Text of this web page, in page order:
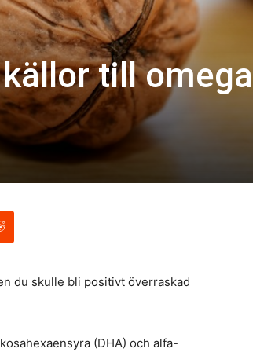
till
du skulle bli positivt överraskad
(DHA) och alfa-